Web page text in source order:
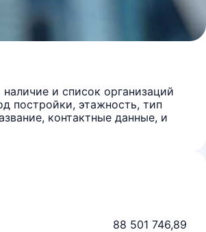
и список организаций
постройки, этажность, тип
контактные данные, и
88 501 746,89